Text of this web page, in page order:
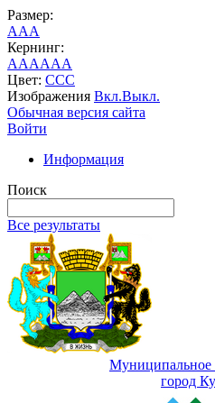
Размер:
AAA
Кернинг:
AAAAAA
Цвет: CCC
Изображения Вкл.Выкл.
Обычная версия сайта
Войти
Информация
Поиск
Все результаты
Муниципальное
город